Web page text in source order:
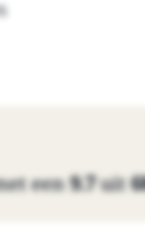
een9.7uit